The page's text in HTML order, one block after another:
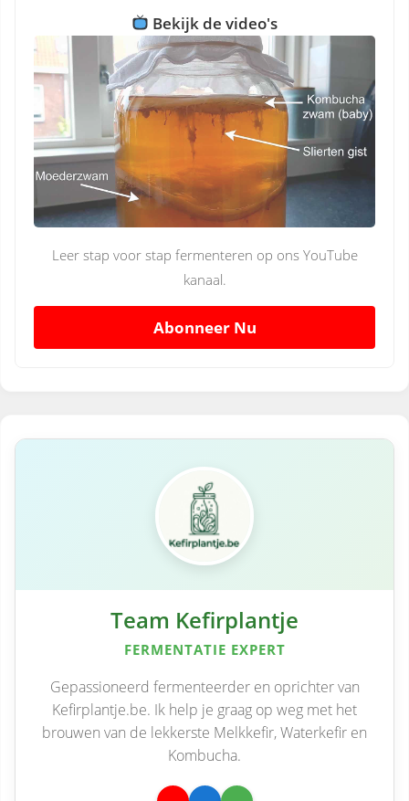
Bekijk de video's
Leer stap voor stap fermenteren op ons YouTube
kanaal.
Abonneer Nu
Team Kefirplantje
FERMENTATIE EXPERT
Gepassioneerd fermenteerder en oprichter van
Kefirplantje.be. Ik help je graag op weg met het
brouwen van de lekkerste Melkkefir, Waterkefir en
Kombucha.